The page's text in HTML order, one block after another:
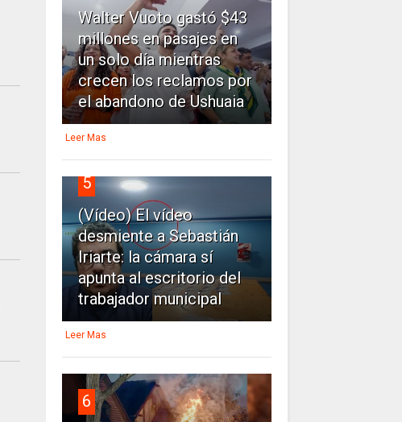
Walter Vuoto gastó $43
millones en pasajes en
un solo día mientras
crecen los reclamos por
el abandono de Ushuaia
Leer Mas
5
(Vídeo) El vídeo
desmiente a Sebastián
Iriarte: la cámara sí
apunta al escritorio del
trabajador municipal
Leer Mas
6